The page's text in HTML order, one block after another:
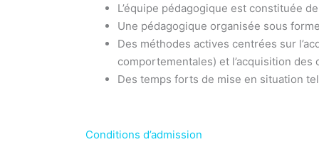
L’équipe pédagogique est constituée
Une pédagogique organisée sous
Des méthodes actives centrées sur
comportementales) et l’acquisition
Des temps forts de mise en situation
Conditions d’admission